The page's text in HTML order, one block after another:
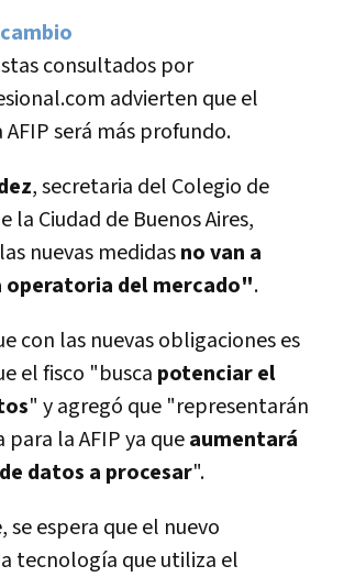
consultados por
advierten que el
será más profundo.
, secretaria del Colegio de
la Ciudad de Buenos Aires,
nuevas medidasno van a
operatoria del mercado".
con las nuevas obligaciones es
el fisco "busca potenciar el
" y agregó que "representarán
la AFIP ya queaumentará
datos a procesar".
espera que el nuevo
tecnologí­a que utiliza el